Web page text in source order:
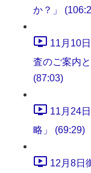
か？」
11月10
査のご案内
(87:03)
11月24
略」 (69:29)
12月8日